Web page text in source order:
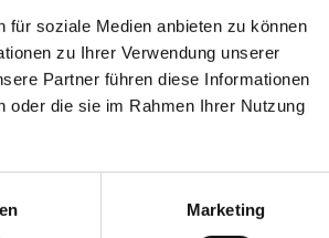
für soziale Medien anbieten zu können
zu Ihrer Verwendung unserer
Partner führen diese Informationen
oder die sie im Rahmen Ihrer Nutzung
Marketing